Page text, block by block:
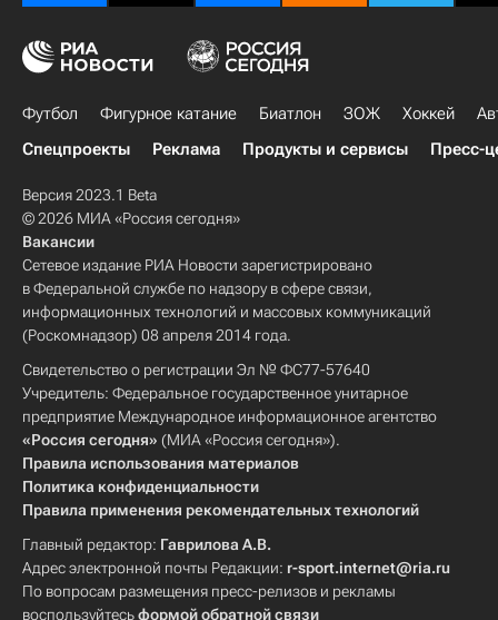
Футбол Фигурное катание Биатлон ЗОЖ Хоккей
Спецпроекты
Реклама Продукты и сервисы Пресс-
Версия 2023.1 Beta
© 2026 МИА «Россия сегодня»
Вакансии
Сетевое издание РИА Новости зарегистрировано
в Федеральной службе по надзору в сфере связи,
информационных технологий и массовых коммуникаций
(Роскомнадзор) 08 апреля 2014 года.
Свидетельство о регистрации Эл № ФС77-57640
Учредитель: Федеральное государственное унитарное
предприятие Международное информационное агентство
«Россия сегодня» (МИА «Россия сегодня»).
Правила использования материалов
Политика конфиденциальности
Правила применения рекомендательных технологий
Главный редактор: Гаврилова А.В.
Адрес электронной почты Редакции: r-sport.internet@ria.ru
По вопросам размещения пресс-релизов и рекламы
воспользуйтесьформой обратной связи